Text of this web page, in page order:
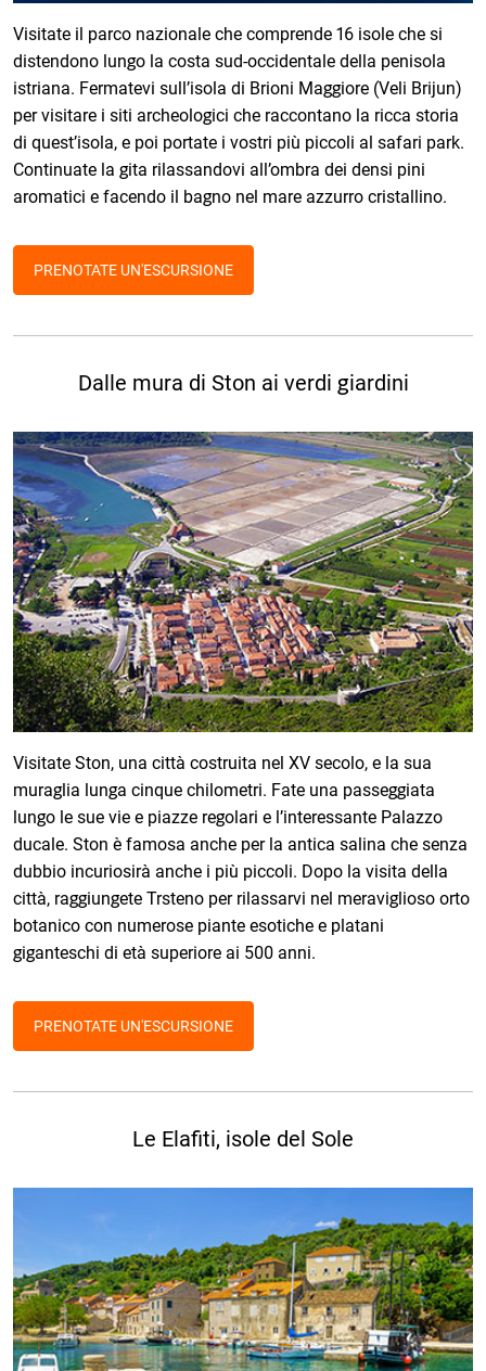
Visitate il parco nazionale che comprende 16 isole che si
distendono lungo la costa sud-occidentale della penisola
istriana. Fermatevi sull’isola di Brioni Maggiore (Veli Brijun)
per visitare i siti archeologici che raccontano la ricca storia
di quest’isola, e poi portate i vostri più piccoli al safari park.
Continuate la gita rilassandovi all’ombra dei densi pini
aromatici e facendo il bagno nel mare azzurro cristallino.
PRENOTATE UN'ESCURSIONE
Dalle mura di Ston ai verdi giardini
Visitate Ston, una città costruita nel XV secolo, e la sua
muraglia lunga cinque chilometri. Fate una passeggiata
lungo le sue vie e piazze regolari e l’interessante Palazzo
ducale. Ston è famosa anche per la antica salina che senza
dubbio incuriosirà anche i più piccoli. Dopo la visita della
città, raggiungete Trsteno per rilassarvi nel meraviglioso orto
botanico con numerose piante esotiche e platani
giganteschi di età superiore ai 500 anni.
PRENOTATE UN'ESCURSIONE
Le Elafiti, isole del Sole